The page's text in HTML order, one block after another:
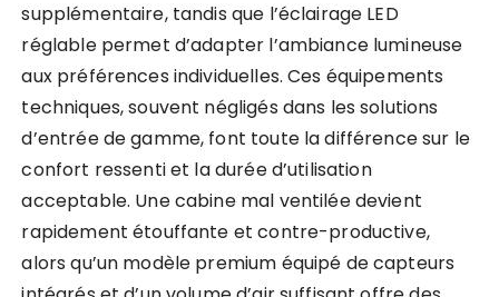
supplémentaire, tandis que l’éclairage LED
réglable permet d’adapter l’ambiance lumineuse
aux préférences individuelles. Ces équipements
techniques, souvent négligés dans les solutions
d’entrée de gamme, font toute la différence sur le
confort ressenti et la durée d’utilisation
acceptable. Une cabine mal ventilée devient
rapidement étouffante et contre-productive,
alors qu’un modèle premium équipé de capteurs